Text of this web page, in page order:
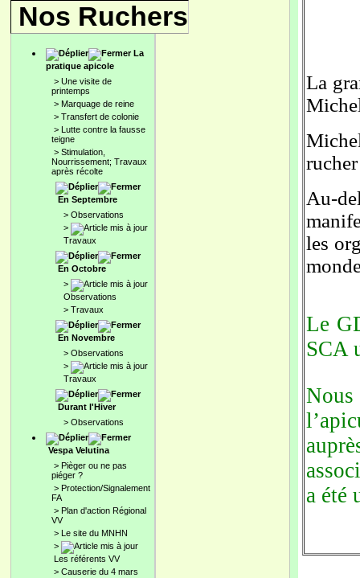
Nos Ruchers
La
pratique apicole
> Une visite de
printemps
> Marquage de reine
> Transfert de colonie
> Lutte contre la fausse
teigne
> Stimulation,
Nourrissement; Travaux
après récolte
En Septembre
> Observations
>
Travaux
En Octobre
>
Observations
> Travaux
En Novembre
> Observations
>
Travaux
Durant l'Hiver
> Observations
Vespa Velutina
> Pièger ou ne pas
piéger ?
> Protection/Signalement
FA
> Plan d'action Régional
VV
> Le site du MNHN
>
Les référents VV
> Causerie du 4 mars
La
Au-
les
Le
SCA
a été